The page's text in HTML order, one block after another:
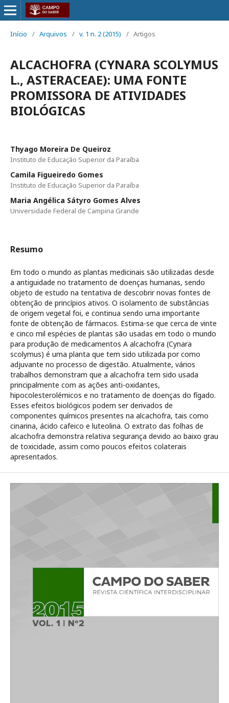
Início / Arquivos / v. 1 n. 2 (2015) / Artigos
ALCACHOFRA (CYNARA SCOLYMUS
L., ASTERACEAE): UMA FONTE
PROMISSORA DE ATIVIDADES
BIOLÓGICAS
Thyago Moreira De Queiroz
Instituto de Educação Superior da Paraíba
Camila Figueiredo Gomes
Instituto de Educação Superior da Paraíba
Maria Angélica Sátyro Gomes Alves
Universidade Federal de Campina Grande
Resumo
Em todo o mundo as plantas medicinais são utilizadas desde
a antiguidade no tratamento de doenças humanas, sendo
objeto de estudo na tentativa de descobrir novas fontes de
obtenção de princípios ativos. O isolamento de substâncias
de origem vegetal foi, e continua sendo uma importante
fonte de obtenção de fármacos. Estima-se que cerca de vinte
e cinco mil espécies de plantas são usadas em todo o mundo
para produção de medicamentos A alcachofra (Cynara
scolymus) é uma planta que tem sido utilizada por como
adjuvante no processo de digestão. Atualmente, vários
trabalhos demonstram que a alcachofra tem sido usada
principalmente com as ações anti-oxidantes,
hipocolesterolémicos e no tratamento de doenças do fígado.
Esses efeitos biológicos podem ser derivados de
componentes químicos presentes na alcachofra, tais como
cinarina, ácido cafeico e luteolina. O extrato das folhas de
alcachofra demonstra relativa segurança devido ao baixo grau
de toxicidade, assim como poucos efeitos colaterais
apresentados.